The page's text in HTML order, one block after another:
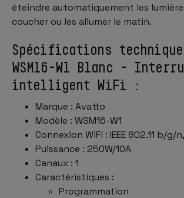
éteindre automatiquement les
coucher ou les allumer le matin.
Spécifications
WSM16-W1 Blanc -
intelligent WiFi :
Marque : Avatto
Modèle : WSM16-W1
Connexion WiFi : IEEE 802.11 b/g/
Puissance : 250W/10A
Canaux : 1
Caractéristiques :
Programmation